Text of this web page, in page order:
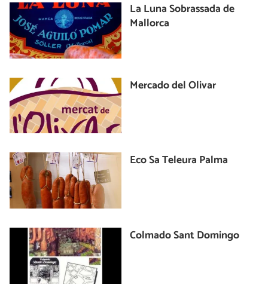
La Luna Sobrassada de
Mallorca
Mercado del Olivar
Eco Sa Teleura Palma
Colmado Sant Domingo